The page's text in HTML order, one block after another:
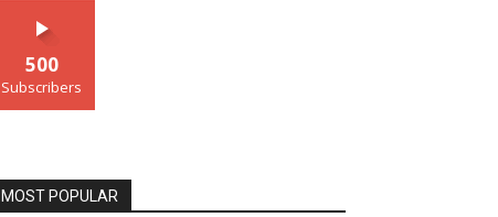
500
Subscribers
MOST POPULAR